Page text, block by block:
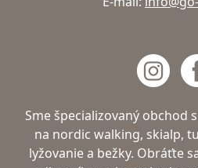
Sme špecializovaný obchod
na nordic walking, skialp,
lyžovanie a bežky. Obráťte